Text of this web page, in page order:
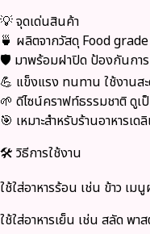
💡จุดเด่นสินค้า
🍵 ผลิตจากวัสดุ Food
🛡 มาพร้อมฝาปิด ป้องกันกา
💪 แข็งแรง ทนทาน ใช้งานส
🌱 ดีไซน์คราฟท์ธรรมชาติ ดู
🎯 เหมาะสำหรับร้านอาหารเ
🛠 วิธีการใช้งาน
ใช้ใส่อาหารร้อน เช่น ข้าว เม
ใช้ใส่อาหารเย็น เช่น สลัด พา